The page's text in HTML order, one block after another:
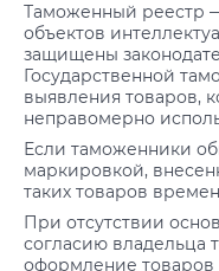
Таможенный реестр
объектов
защищены
Государственной
выявления товаров,
неправомерно
Если таможенники
маркировкой,
таких товаров
При отсутствии
согласию владельца
оформление товаров